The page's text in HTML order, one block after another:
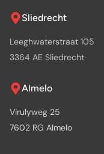
Sliedrecht
Leeghwaterstraat 105
3364 AE Sliedrecht
Almelo
Virulyweg 25
7602 RG Almelo